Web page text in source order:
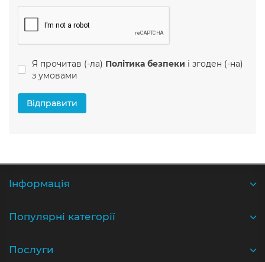
Я прочитав (-ла) Політика безпеки і згоден (-на)
з умовами
Відправити
Iнформація
Популярні категорії
Послуги